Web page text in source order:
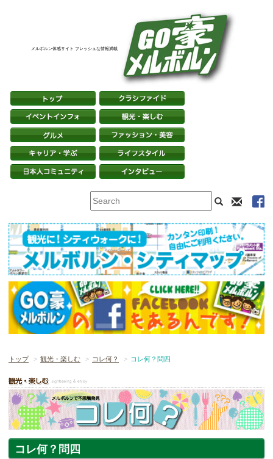
メルボルン体感サイト フレッシュな情報満載
トップ 観光・楽しむ コレ何？ コレ何？問四
コレ何？問四